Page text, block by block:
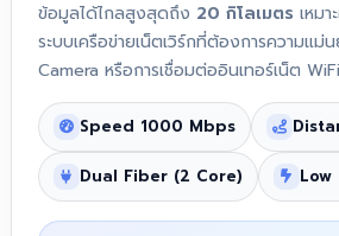
ข้อมูลได้ไกลสูงสุดถึง 20 กิโลเมตร เหม
ระบบเครือข่ายเน็ตเวิร์กที่ต้องการความแม่
Camera หรือการเชื่อมต่ออินเทอร์เน็ต
Speed 1000 Mbps
Dual Fiber (2 Core) Low